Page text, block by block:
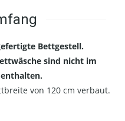
Bettgestell.
sind nicht im
von 120 cm verbaut.